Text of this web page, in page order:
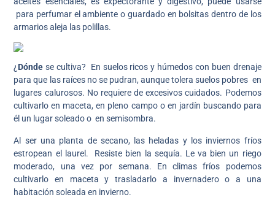
para perfumar el ambiente o guardado en bolsitas dentro de los
armarios aleja las polillas.
¿ Dónde se cultiva? En suelos ricos y húmedos con buen drenaje
para que las raíces no se pudran, aunque tolera suelos pobres en
lugares calurosos. No requiere de excesivos cuidados. Podemos
cultivarlo en maceta, en pleno campo o en jardín buscando para
él un lugar soleado o en semisombra.
Al ser una planta de secano, las heladas y los inviernos fríos
estropean el laurel. Resiste bien la sequía. Le va bien un riego
moderado, una vez por semana. En climas fríos podemos
cultivarlo en maceta y trasladarlo a invernadero o a una
habitación soleada en invierno.